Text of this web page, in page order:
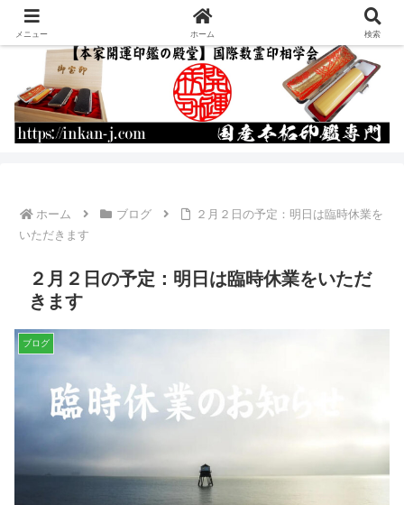
運命を書き換える開運印鑑の作成・通販
ホーム ブログ
２月２日の予定：明日は臨時休業を
いただきます
２月２日の予定：明日は臨時休業をいただ
きます
ブログ
メニュー ホーム 検索